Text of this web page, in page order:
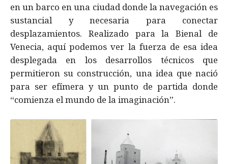
en un barco en una ciudad donde la navegación es
sustancial y necesaria para conectar
desplazamientos. Realizado para la Bienal de
Venecia, aquí podemos ver la fuerza de esa idea
desplegada en los desarrollos técnicos que
permitieron su construcción, una idea que nació
para ser efímera y un punto de partida donde
“comienza el mundo de la imaginación”.